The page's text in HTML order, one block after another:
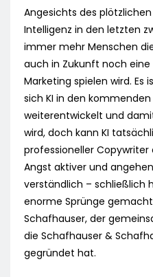
Angesichts des
Intelligenz in den letzten
immer mehr Menschen
auch in Zukunft noch eine
Marketing spielen wird. Es
sich KI in den
weiterentwickelt und
wird, doch kann KI
professioneller Copywriter
Angst aktiver und
verständlich – schließlich
enorme Sprünge
Schafhauser, der
die Schafhauser &
gegründet hat.